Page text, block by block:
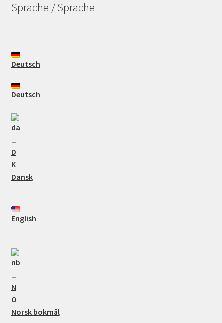
Sprache / Sprache
Deutsch
Deutsch
Dansk
English
Norsk bokmål